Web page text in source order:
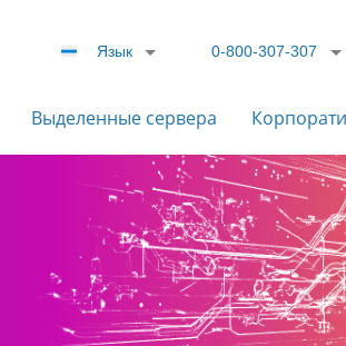
Язык 0-800-307-307
Выделенные сервера